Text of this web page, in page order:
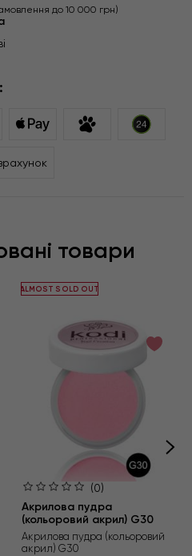
до 10 000 грн)
товари
ALMOST SOLD OUT
(0)
Акрилова пудра
(кольоровий акрил) G30
Акрилова пудра (кольоровий
акрил) G30